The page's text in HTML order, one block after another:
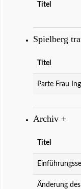
Titel
Spielberg
Titel
Parte Frau
Archiv +
Titel
Änderung